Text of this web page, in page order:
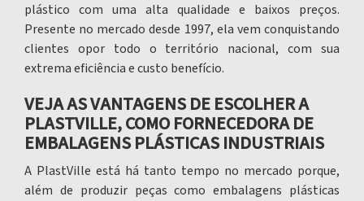
plástico com uma alta qualidade e baixos preços.
Presente no mercado desde 1997, ela vem conquistando
clientes opor todo o território nacional, com sua
extrema eficiência e custo benefício.
VEJA AS VANTAGENS DE ESCOLHER A
PLASTVILLE, COMO FORNECEDORA DE
EMBALAGENS PLÁSTICAS INDUSTRIAIS
A PlastVille está há tanto tempo no mercado porque,
além de produzir peças comoembalagens plásticas